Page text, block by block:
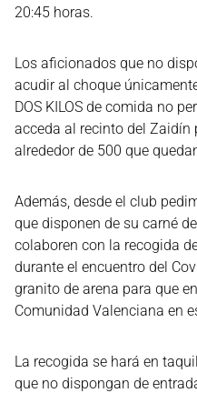
20:45 horas.
Los aficionados que no
acudir al choque
DOS KILOS de comida no
acceda al recinto del Zaidín
alrededor de 500 que
Además, desde el club
que disponen de su carné
colaboren con la recogida
durante el encuentro del
granito de arena para que
Comunidad Valenciana en
La recogida se hará en
que no dispongan de